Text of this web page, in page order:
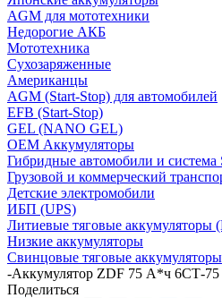
AGM для мототехники
Недорогие АКБ
Мототехника
Сухозаряженные
Американцы
AGM (Start-Stop) для автомобилей
EFB (Start-Stop)
GEL (NANO GEL)
OEM Аккумуляторы
Гибридные автомобили и система
Грузовой и коммерческий
Детские электромобили
ИБП (UPS)
Литиевые тяговые аккумуляторы
Низкие аккумуляторы
Свинцовые тяговые аккумуляторы
-Аккумулятор ZDF 75 А*ч 6СТ-75
Поделиться